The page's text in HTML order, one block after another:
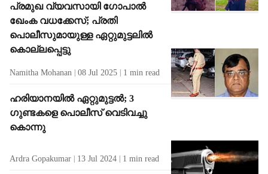
പ്രമുഖ വ്യവസായി ഗോപാൽ
ഖേംക വധക്കേസ്; പ്രതി
പൊലീസുമായുള്ള ഏറ്റുമുട്ടലിൽ
കൊല്ലപ്പെട്ടു
Namitha Mohanan 08 Jul 2025 1 min read
ഹരിയാനയില്‍ ഏറ്റുമുട്ടൽ; 3 ​
ഗുണ്ടകളെ പൊലീസ് വെടിവച്ചു
കൊന്നു
Ardra Gopakumar 13 Jul 2024 1 min read